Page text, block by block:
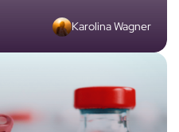
Karolina Wagner